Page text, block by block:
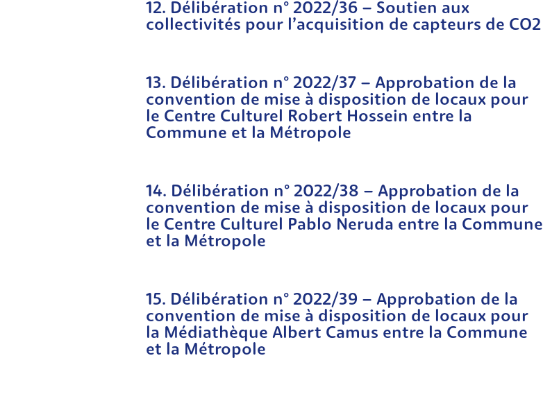
12. Délibération n° 2022/36 – Soutien aux
collectivités pour l’acquisition de capteurs de CO2
13. Délibération n° 2022/37 – Approbation de la
convention de mise à disposition de locaux pour
le Centre Culturel Robert Hossein entre la
Commune et la Métropole
14. Délibération n° 2022/38 – Approbation de la
convention de mise à disposition de locaux pour
le Centre Culturel Pablo Neruda entre la Commune
et la Métropole
15. Délibération n° 2022/39 – Approbation de la
convention de mise à disposition de locaux pour
la Médiathèque Albert Camus entre la Commune
et la Métropole